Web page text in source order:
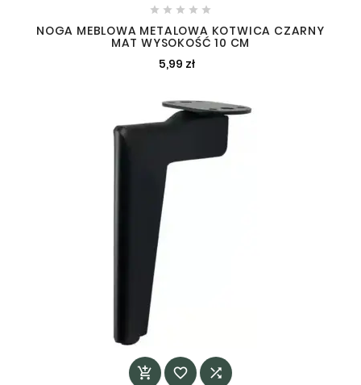
    
NOGA MEBLOWA METALOWA KOTWICA CZARNY
MAT WYSOKOŚĆ 10 CM
5,99 zł
  